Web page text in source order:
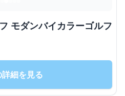
モダンバイカラーゴルフ
細を見る